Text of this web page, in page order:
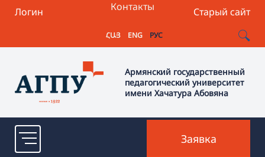
Логин Старый сайт
Контакты
ՀԱՅ ENG РУС
Армянский государственный
педагогический университет
имени Хачатура Абовяна
Заявка